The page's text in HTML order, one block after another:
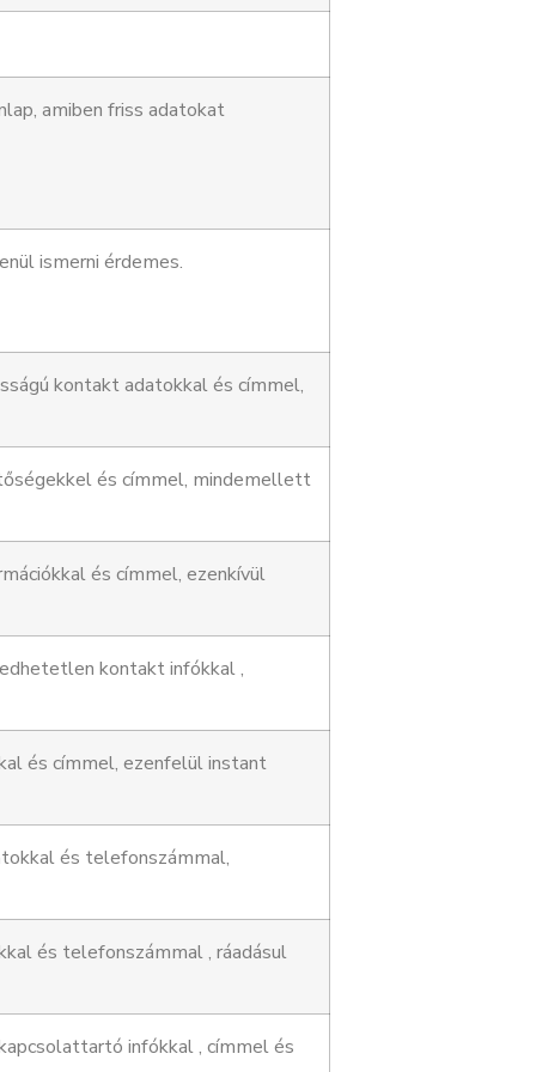
amiben friss adatokat
ismerni érdemes.
kontakt adatokkal és címmel,
és címmel, mindemellett
és címmel, ezenkívül
kontakt infókkal ,
és címmel, ezenfelül instant
és telefonszámmal,
és telefonszámmal , ráadásul
infókkal , címmel és